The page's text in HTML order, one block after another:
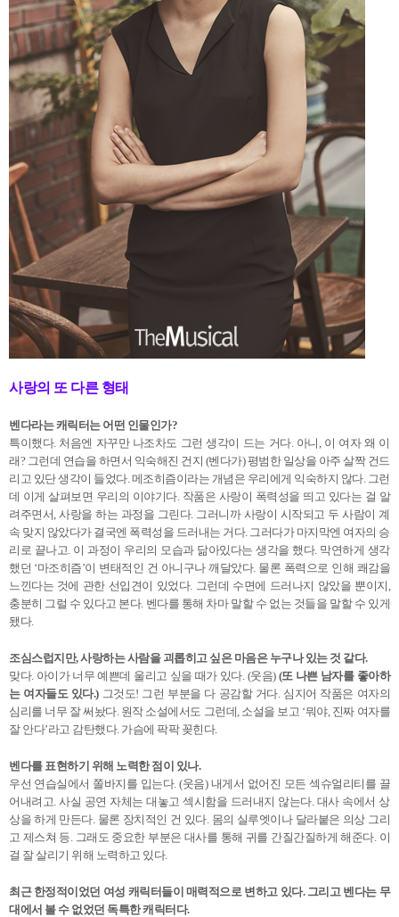
사랑의 또 다른 형태
벤다라는 캐릭터는 어떤 인물인가?
특이했다. 처음엔 자꾸만 나조차도 그런 생각이 드는 거다. 아니, 이 여자 왜 이
래? 그런데 연습을 하면서 익숙해진 건지 (벤다가) 평범한 일상을 아주 살짝 건드
리고 있단 생각이 들었다. 메조히즘이라는 개념은 우리에게 익숙하지 않다. 그런
데 이게 살펴보면 우리의 이야기다. 작품은 사랑이 폭력성을 띄고 있다는 걸 알
려주면서, 사랑을 하는 과정을 그린다. 그러니까 사랑이 시작되고 두 사람이 계
속 맞지 않았다가 결국엔 폭력성을 드러내는 거다. 그러다가 마지막엔 여자의 승
리로 끝나고. 이 과정이 우리의 모습과 닮아있다는 생각을 했다. 막연하게 생각
했던 ‘마조히즘’이 변태적인 건 아니구나 깨달았다. 물론 폭력으로 인해 쾌감을
느낀다는 것에 관한 선입견이 있었다. 그런데 수면에 드러나지 않았을 뿐이지,
충분히 그럴 수 있다고 본다. 벤다를 통해 차마 말할 수 없는 것들을 말할 수 있게
됐다.
조심스럽지만, 사랑하는 사람을 괴롭히고 싶은 마음은 누구나 있는 것 같다.
맞다. 아이가 너무 예쁜데 울리고 싶을 때가 있다. (웃음) (또 나쁜 남자를 좋아하
는 여자들도 있다.) 그것도! 그런 부분을 다 공감할 거다. 심지어 작품은 여자의
심리를 너무 잘 써놨다. 원작 소설에서도 그런데, 소설을 보고 ‘뭐야, 진짜 여자를
잘 안다’라고 감탄했다. 가슴에 팍팍 꽂힌다.
벤다를 표현하기 위해 노력한 점이 있나.
우선 연습실에서 쫄바지를 입는다. (웃음) 내게서 없어진 모든 섹슈얼리티를 끌
어내려고. 사실 공연 자체는 대놓고 섹시함을 드러내지 않는다. 대사 속에서 상
상을 하게 만든다. 물론 장치적인 건 있다. 몸의 실루엣이나 달라붙은 의상 그리
고 제스쳐 등. 그래도 중요한 부분은 대사를 통해 귀를 간질간질하게 해준다. 이
걸 잘 살리기 위해 노력하고 있다.
최근 한정적이었던 여성 캐릭터들이 매력적으로 변하고 있다. 그리고 벤다는 무
대에서 볼 수 없었던 독특한 캐릭터다.